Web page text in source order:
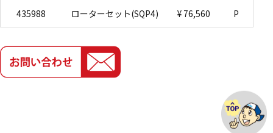
435988 ローターセット(SQP4) ¥ 76,560 P